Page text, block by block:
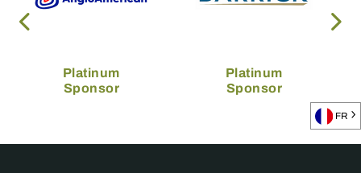
Platinum
Sponsor
Platinum
Sponsor
FR